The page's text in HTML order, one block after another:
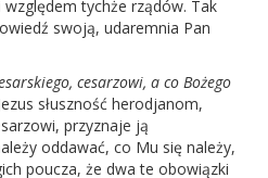
tychże rządów. Tak
swoją, udaremnia Pan
cesarzowi, a co Bożego
słuszność herodjanom,
przyznaje ją
oddawać, co Mu się należy,
poucza, że dwa te obowiązki